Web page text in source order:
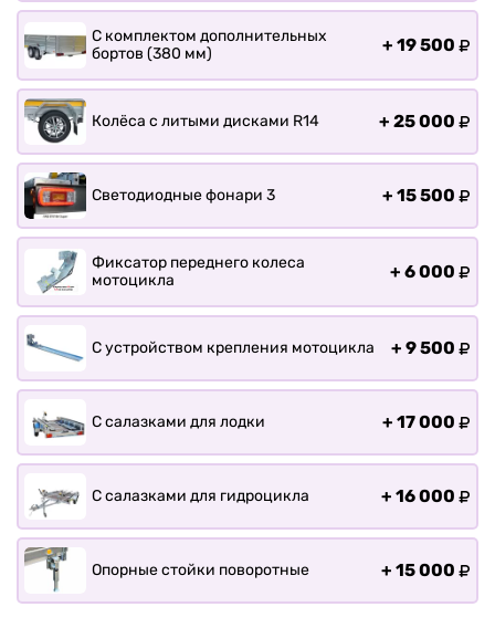
С комплектом дополнительных
бортов (380 мм)
+ 19 500
Колёса с литыми дисками R14 + 25 000
Светодиодные фонари 3 + 15 500
Фиксатор переднего колеса
мотоцикла
+ 6 000
С устройством крепления мотоцикла + 9 500
С салазками для лодки + 17 000
С салазками для гидроцикла + 16 000
Опорные стойки поворотные + 15 000